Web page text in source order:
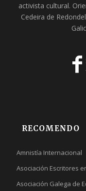
activista cultural.
Cedeira de
RECOMENDO
Amnistía Internacional
Asociación Escritores
Asociación Galega de